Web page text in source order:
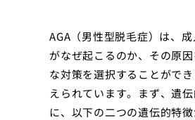
AGA（男性型脱毛症）は、
がなぜ起こるのか、その原
な対策を選択することがで
えられています。まず、遺
に、以下の二つの遺伝的特